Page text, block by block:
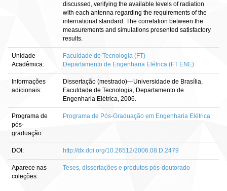
discussed, verifying the available levels of radiation
with each antenna regarding the requirements of the
international standard. The correlation between the
measurements and simulations presented satisfactory
results.
Unidade
Acadêmica:
Faculdade de Tecnologia (FT)
Departamento de Engenharia Elétrica (FT ENE)
Informações
adicionais:
Dissertação (mestrado)—Universidade de Brasília,
Faculdade de Tecnologia, Departamento de
Engenharia Elétrica, 2006.
Programa de
pós-
graduação:
Programa de Pós-Graduação em Engenharia Elétrica
DOI: http://dx.doi.org/10.26512/2006.08.D.2479
Aparece nas
coleções:
Teses, dissertações e produtos pós-doutorado